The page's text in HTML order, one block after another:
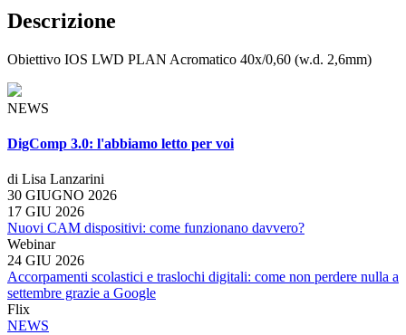
Descrizione
Obiettivo IOS LWD PLAN Acromatico 40x/0,60 (w.d. 2,6mm)
NEWS
DigComp 3.0: l'abbiamo letto per voi
di Lisa Lanzarini
30 GIUGNO 2026
17 GIU 2026
Nuovi CAM dispositivi: come funzionano davvero?
Webinar
24 GIU 2026
Accorpamenti scolastici e traslochi digitali: come non perdere nulla a
settembre grazie a Google
Flix
NEWS